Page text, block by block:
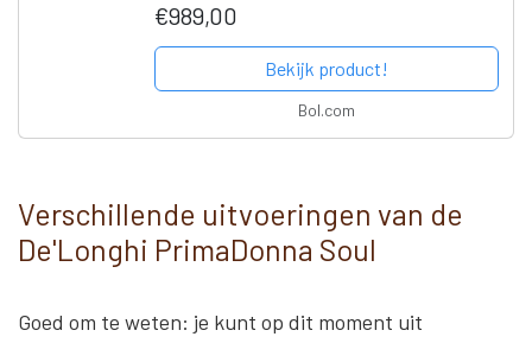
€989,00
Bekijk product!
Bol.com
Verschillende uitvoeringen van de
De'Longhi PrimaDonna Soul
Goed om te weten: je kunt op dit moment uit